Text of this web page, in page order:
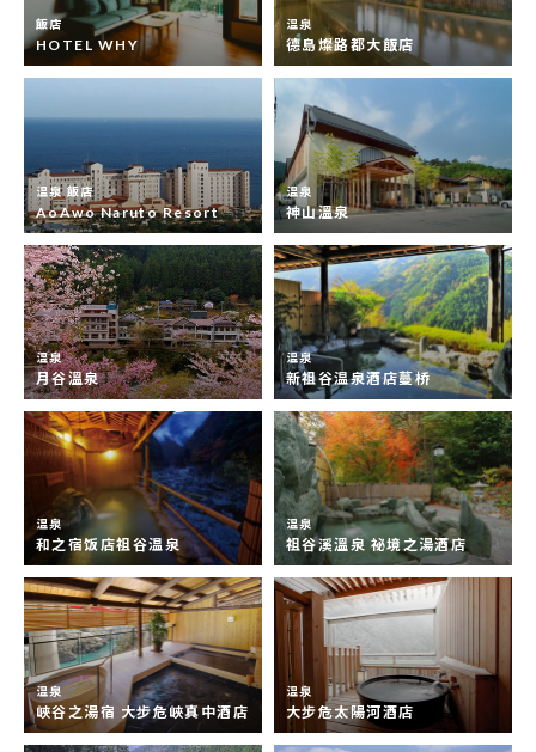
飯店
HOTEL WHY
温泉
德島燦路都大飯店
温泉 飯店
AoAwo Naruto Resort
温泉
神山溫泉
温泉
月谷溫泉
温泉
新祖谷温泉酒店蔓桥
温泉
和之宿饭店祖谷温泉
温泉
祖谷溪溫泉 祕境之湯酒店
温泉
峽谷之湯宿 大步危峽真中酒店
温泉
大步危太陽河酒店